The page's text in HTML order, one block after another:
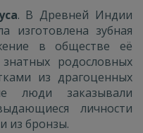
. В Древней Индии
изготовлена зубная
в обществе её
родословных
из драгоценных
люди заказывали
личности
из бронзы.